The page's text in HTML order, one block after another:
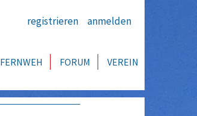
registrieren anmelden
FERNWEH FORUM VEREIN